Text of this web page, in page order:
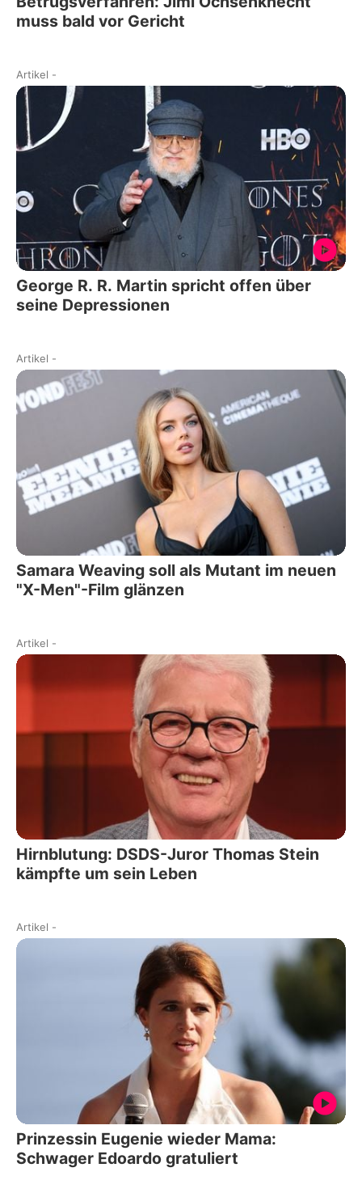
muss bald vor Gericht
Artikel -
George R. R. Martin spricht offen über
seine Depressionen
Artikel -
Samara Weaving soll als Mutant im neuen
"X-Men"-Film glänzen
Artikel -
Hirnblutung: DSDS-Juror Thomas Stein
kämpfte um sein Leben
Artikel -
Prinzessin Eugenie wieder Mama:
Schwager Edoardo gratuliert